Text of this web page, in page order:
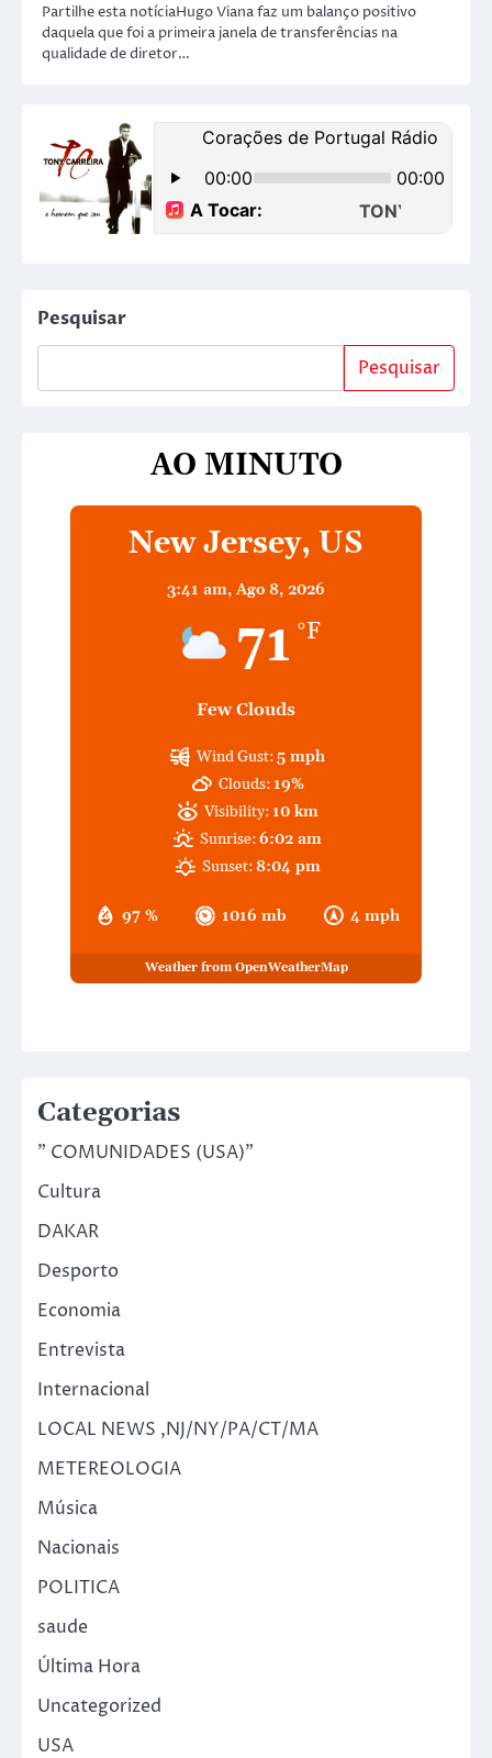
Partilhe esta notíciaHugo Viana faz um balanço positivo
daquela que foi a primeira janela de transferências na
qualidade de diretor…
Pesquisar
Pesquisar
AO MINUTO
New Jersey, US
3:41 am, Ago 8, 2026
71 °F
Few Clouds
97 % 1016 mb 4 mph
Wind Gust:5 mph
Clouds: 19%
Visibility: 10 km
Sunrise:6:02 am
Sunset:8:04 pm
Weather from OpenWeatherMap
Categorias
" COMUNIDADES (USA)"
Cultura
DAKAR
Desporto
Economia
Entrevista
Internacional
LOCAL NEWS ,NJ/NY/PA/CT/MA
METEREOLOGIA
Música
Nacionais
POLITICA
saude
Última Hora
Uncategorized
USA